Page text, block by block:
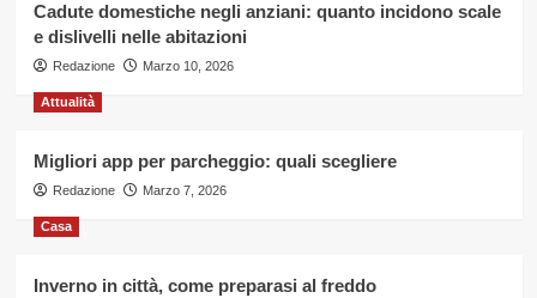
Cadute domestiche negli anziani: quanto incidono scale
e dislivelli nelle abitazioni
Redazione Marzo 10, 2026
Attualità
Migliori app per parcheggio: quali scegliere
Redazione Marzo 7, 2026
Casa
Inverno in città, come preparasi al freddo